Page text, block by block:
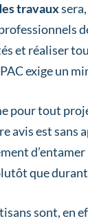
travaux
et réaliser
exige un
pour tout
avis est sans
que
sont, en